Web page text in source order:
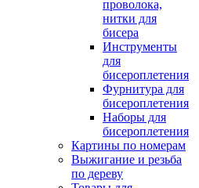
проволока,
нитки для
бисера
Инструменты
для
бисероплетения
Фурнитура для
бисероплетения
Наборы для
бисероплетения
Картины по номерам
Выжигание и резьба
по дереву